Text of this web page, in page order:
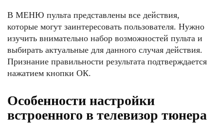
В МЕНЮ пульта представлены все действия,
которые могут заинтересовать пользователя. Нужно
изучить внимательно набор возможностей пульта и
выбирать актуальные для данного случая действия.
Признание правильности результата подтверждается
нажатием кнопки ОК.
Особенности настройки
встроенного в телевизор тюнера